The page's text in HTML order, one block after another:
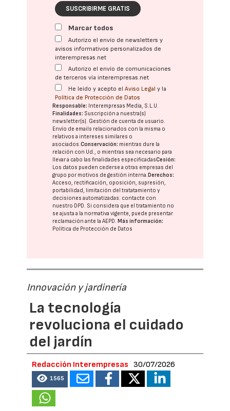
SUSCRIBIRME GRATIS
Marcar todos
Autorizo el envío de newsletters y
avisos informativos personalizados de
interempresas.net
Autorizo el envío de comunicaciones
de terceros vía interempresas.net
He leído y acepto elAviso Legal y la
Política de Protección de Datos
Responsable: Interempresas Media, S.L.U.
Finalidades: Suscripción a nuestra(s)
newsletter(s). Gestión de cuenta de usuario.
Envío de emails relacionados con la misma o
relativos a intereses similares o
asociados.Conservación: mientras dure la
relación con Ud., o mientras sea necesario para
llevar a cabo las finalidades especificadasCesión:
Los datos pueden cederse a otras empresas del
grupo por motivos de gestión interna.Derechos:
Acceso, rectificación, oposición, supresión,
portabilidad, limitación del tratatamiento y
decisiones automatizadas: contacte con
nuestro DPD. Si considera que el tratamiento no
se ajusta a la normativa vigente, puede presentar
reclamación ante laAEPD.Más información:
Política de Protección de Datos
Innovación y jardinería
La tecnología
revoluciona el cuidado
del jardín
Redacción Interempresas 30/07/2026
1565